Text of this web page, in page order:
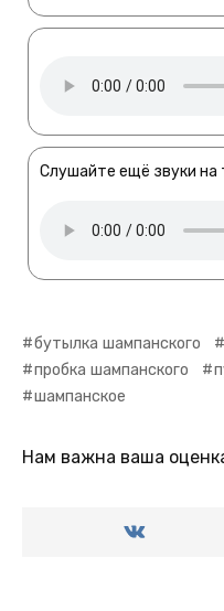
Слушайте ещё звуки на
бутылка шампанского
пробка шампанского
шампанское
Нам важна ваша